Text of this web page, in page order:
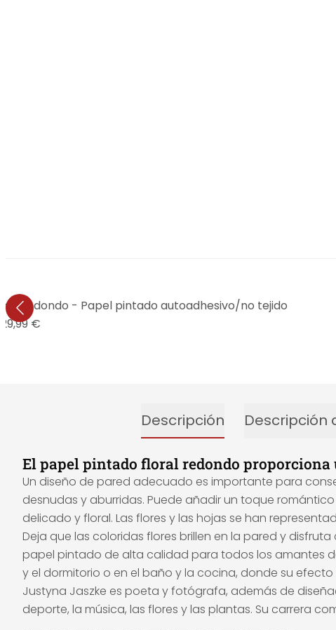
- Redondo - Papel pintado autoadhesivo/no tejido
29,99 €
Descripción Descripción
El papel pintado floral redondo
Un diseño de pared adecuado es importante para
desnudas y aburridas. Puede añadir un toque
delicado y floral. Las flores y las hojas se han
Deja que las coloridas flores brillen en la pared y
papel pintado de alta calidad para todos los amantes
y el dormitorio o en el baño y la cocina, donde su
Justyna Jaszke es poeta y fotógrafa, además de
deporte, la música, las flores y las plantas. Su carrera